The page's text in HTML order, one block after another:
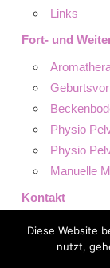
Links
Fort- und
Physio
Physio
Manuelle
Kontakt
Impressum
Diese Website
nutzt,